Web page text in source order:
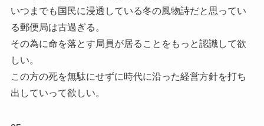
いつまでも国民に浸透している冬の風物詩だと思ってい
る郵便局は古過ぎる。
その為に命を落とす局員が居ることをもっと認識して欲
しい。
この方の死を無駄にせずに時代に沿った経営方針を打ち
出していって欲しい。